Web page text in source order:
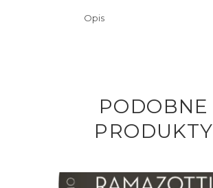
Opis
PODOBNE
PRODUKTY